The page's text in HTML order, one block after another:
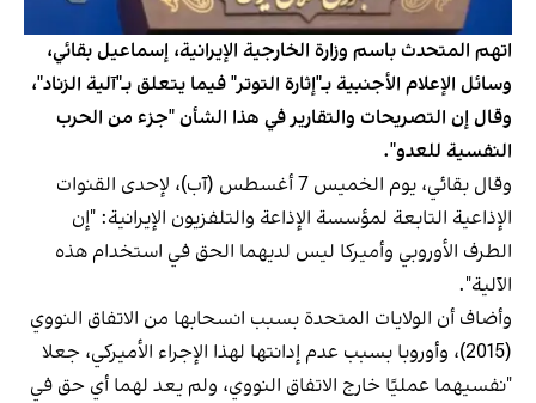
اتهم المتحدث باسم وزارة الخارجية الإيرانية، إسماعيل بقائي،
وسائل الإعلام الأجنبية بـ"إثارة التوتر" فيما يتعلق بـ"آلية الزناد"،
وقال إن التصريحات والتقارير في هذا الشأن "جزء من الحرب
النفسية للعدو".
وقال بقائي، يوم الخميس 7 أغسطس (آب)، لإحدى القنوات
الإذاعية التابعة لمؤسسة الإذاعة والتلفزيون الإيرانية: "إن
الطرف الأوروبي وأميركا ليس لديهما الحق في استخدام هذه
الآلية".
وأضاف أن الولايات المتحدة بسبب انسحابها من الاتفاق النووي
(2015)، وأوروبا بسبب عدم إدانتها لهذا الإجراء الأميركي، جعلا
"نفسيهما عمليًا خارج الاتفاق النووي، ولم يعد لهما أي حق في